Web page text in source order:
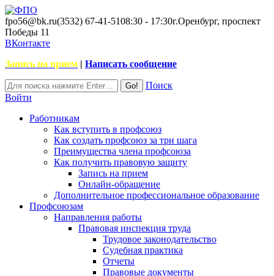
fpo56@bk.ru(3532) 67-41-5108:30 - 17:30г.Оренбург, проспект
Победы 11
ВКонтакте
Запись на прием | Написать сообщение
Поиск
Войти
Работникам
Как вступить в профсоюз
Как создать профсоюз за три шага
Преимущества члена профсоюза
Как получить правовую защиту
Запись на прием
Онлайн-обращение
Дополнительное профессиональное образование
Профсоюзам
Направления работы
Правовая инспекция труда
Трудовое законодательство
Судебная практика
Отчеты
Правовые документы